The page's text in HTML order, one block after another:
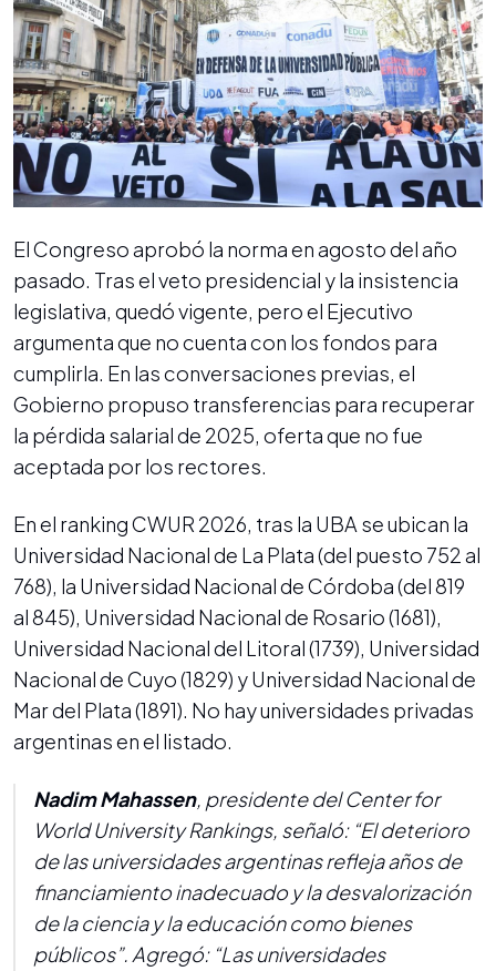
El Congreso aprobó la norma en agosto del año
pasado. Tras el veto presidencial y la insistencia
legislativa, quedó vigente, pero el Ejecutivo
argumenta que no cuenta con los fondos para
cumplirla. En las conversaciones previas, el
Gobierno propuso transferencias para recuperar
la pérdida salarial de 2025, oferta que no fue
aceptada por los rectores.
En el ranking CWUR 2026, tras la UBA se ubican la
Universidad Nacional de La Plata (del puesto 752 al
768), la Universidad Nacional de Córdoba (del 819
al 845), Universidad Nacional de Rosario (1681),
Universidad Nacional del Litoral (1739), Universidad
Nacional de Cuyo (1829) y Universidad Nacional de
Mar del Plata (1891). No hay universidades privadas
argentinas en el listado.
Nadim Mahassen, presidente del Center for
World University Rankings, señaló: “El deterioro
de las universidades argentinas refleja años de
financiamiento inadecuado y la desvalorización
de la ciencia y la educación como bienes
públicos”. Agregó: “Las universidades